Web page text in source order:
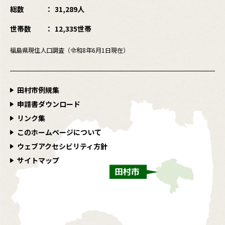
総数
31,289人
世帯数
12,335世帯
福島県現住人口調査（令和8年6月1日現在）
田村市例規集
申請書ダウンロード
リンク集
このホームページについて
ウェブアクセシビリティ方針
サイトマップ